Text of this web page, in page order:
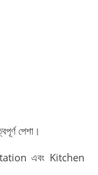
পেশা।
এবং Kitchen